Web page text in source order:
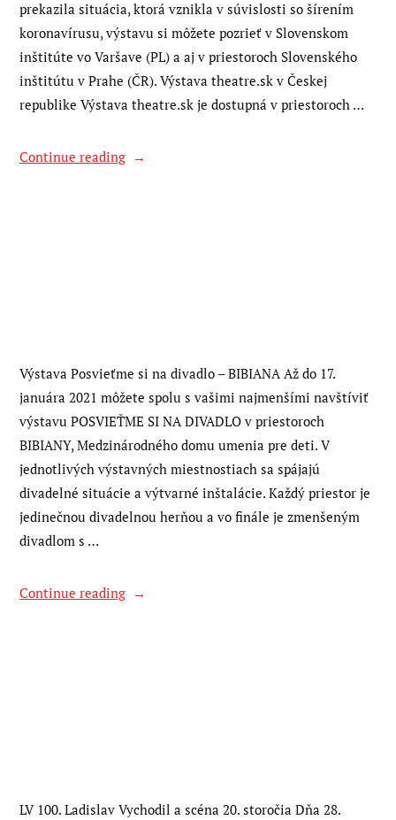
prekazila situácia, ktorá vznikla v súvislosti so šírením
koronavírusu, výstavu si môžete pozrieť v Slovenskom
inštitúte vo Varšave (PL) a aj v priestoroch Slovenského
inštitútu v Prahe (ČR). Výstava theatre.sk v Českej
republike Výstava theatre.sk je dostupná v priestoroch …
Continue reading“Výstava
Výstava Posvieťme si na divadlo – BIBIANA Až do 17.
januára 2021 môžete spolu s vašimi najmenšími navštíviť
výstavu POSVIEŤME SI NA DIVADLO v priestoroch
BIBIANY, Medzinárodného domu umenia pre deti. V
jednotlivých výstavných miestnostiach sa spájajú
divadelné situácie a výtvarné inštalácie. Každý priestor je
jedinečnou divadelnou herňou a vo finále je zmenšeným
divadlom s …
Continue reading“Výstava
LV 100. Ladislav Vychodil a scéna 20. storočia Dňa 28.